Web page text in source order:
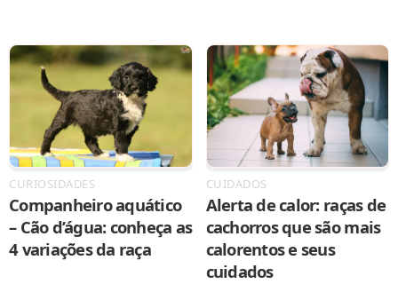
CURIOSIDADES
Companheiro aquático
– Cão d’água: conheça as
4 variações da raça
CUIDADOS
Alerta de calor: raças de
cachorros que são mais
calorentos e seus
cuidados